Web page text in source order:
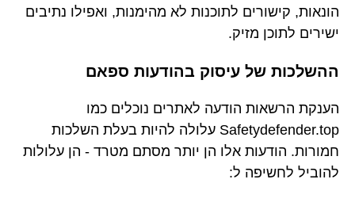
הונאות, קישורים לתוכנות לא מהימנות, ואפילו נתיבים
ישירים לתוכן מזיק.
ההשלכות של עיסוק בהודעות ספאם
הענקת הרשאות הודעה לאתרים נוכלים כמו
Safetydefender.top עלולה להיות בעלת השלכות
חמורות. הודעות אלו הן יותר מסתם מטרד - הן עלולות
להוביל לחשיפה ל: